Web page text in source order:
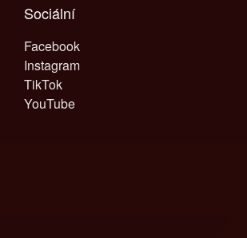
Sociální
Facebook
Instagram
TikTok
YouTube